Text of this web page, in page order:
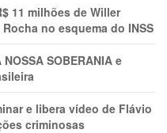
11 milhões de Willer
no esquema do INSS
SOBERANIA e
e libera vídeo de Flávio
criminosas